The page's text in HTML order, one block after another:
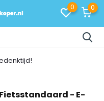
0 0
- E-